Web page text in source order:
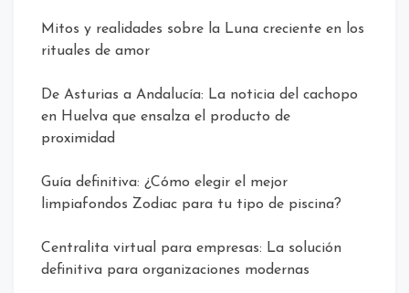
Mitos y realidades sobre la Luna creciente en los
rituales de amor
De Asturias a Andalucía: La noticia del cachopo
en Huelva que ensalza el producto de
proximidad
Guía definitiva: ¿Cómo elegir el mejor
limpiafondos Zodiac para tu tipo de piscina?
Centralita virtual para empresas: La solución
definitiva para organizaciones modernas